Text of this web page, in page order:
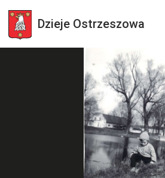
Dzieje Ostrzeszowa